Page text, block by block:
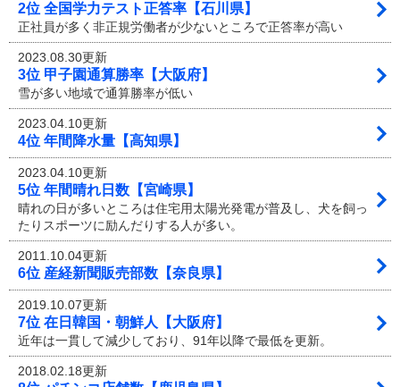
2位 全国学力テスト正答率【石川県】
正社員が多く非正規労働者が少ないところで正答率が高い
2023.08.30更新
3位 甲子園通算勝率【大阪府】
雪が多い地域で通算勝率が低い
2023.04.10更新
4位 年間降水量【高知県】
2023.04.10更新
5位 年間晴れ日数【宮崎県】
晴れの日が多いところは住宅用太陽光発電が普及し、犬を飼っ
たりスポーツに励んだりする人が多い。
2011.10.04更新
6位 産経新聞販売部数【奈良県】
2019.10.07更新
7位 在日韓国・朝鮮人【大阪府】
近年は一貫して減少しており、91年以降で最低を更新。
2018.02.18更新